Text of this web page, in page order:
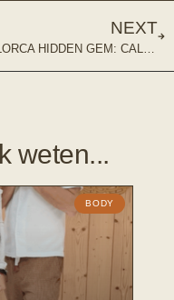
NEXT
MALLORCA HIDDEN GEM: CAL SECRETARI VELL
weten...
BODY